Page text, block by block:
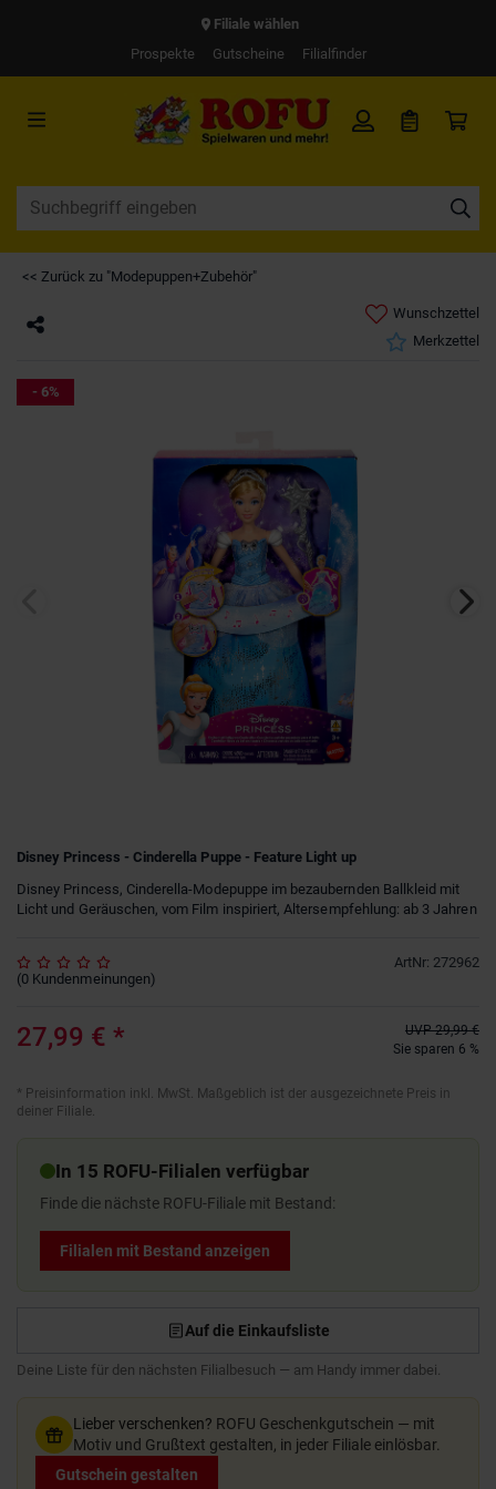
Filiale wählen
Prospekte
Gutscheine Filialfinder
<< Zurück zu "Modepuppen+Zubehör"
Wunschzettel
Merkzettel
- 6%
Disney Princess - Cinderella Puppe - Feature Light up
Disney Princess, Cinderella-Modepuppe im bezaubernden Ballkleid mit
Licht und Geräuschen, vom Film inspiriert, Altersempfehlung: ab 3 Jahren
ArtNr: 272962
(0 Kundenmeinungen)
27,99 € * UVP 29,99 €
Sie sparen 6 %
* Preisinformation inkl. MwSt. Maßgeblich ist der ausgezeichnete Preis in
deiner Filiale.
In 15 ROFU-Filialen verfügbar
Finde die nächste ROFU-Filiale mit Bestand:
Filialen mit Bestand anzeigen
Auf die Einkaufsliste
Deine Liste für den nächsten Filialbesuch — am Handy immer dabei.
Lieber verschenken? ROFU Geschenkgutschein — mit
Motiv und Grußtext gestalten, in jeder Filiale einlösbar.
Gutschein gestalten